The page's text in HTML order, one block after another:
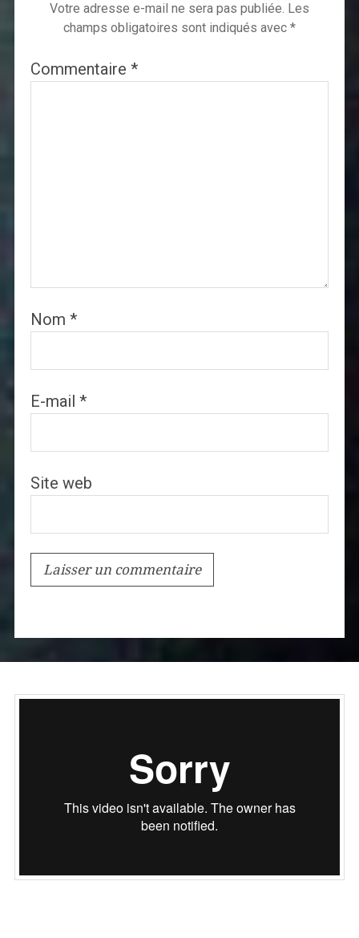
Votre adresse e-mail ne sera pas publiée. Les
champs obligatoires sont indiqués avec *
Commentaire *
Nom *
E-mail *
Site web